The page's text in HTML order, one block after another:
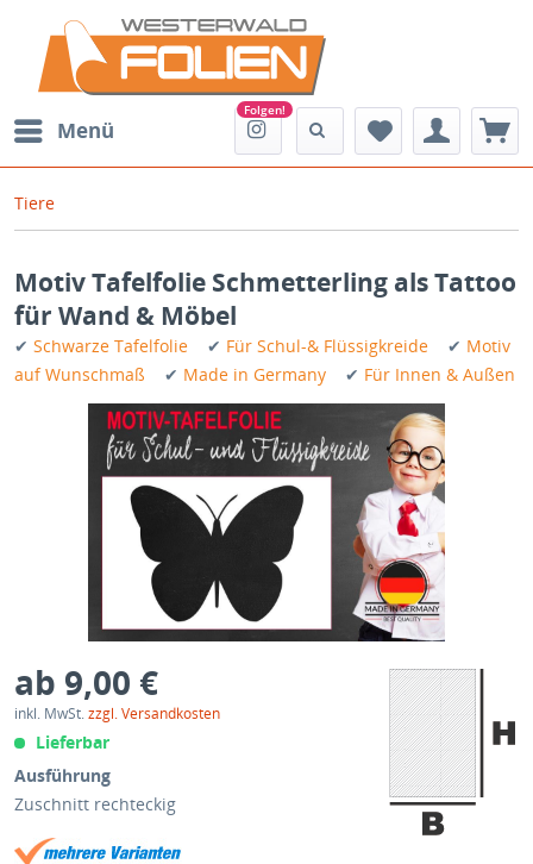
Menü
Tiere
Motiv Tafelfolie Schmetterling als Tattoo
für Wand & Möbel
✔ Schwarze Tafelfolie ✔ Für Schul-& Flüssigkreide ✔ Motiv
auf Wunschmaß ✔ Made in Germany ✔ Für Innen & Außen
ab 9,00 €
inkl. MwSt.zzgl. Versandkosten
Lieferbar
Ausführung
Zuschnitt rechteckig